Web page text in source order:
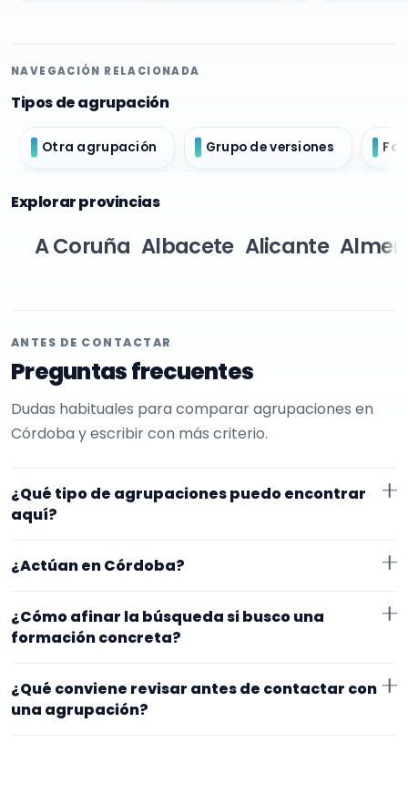
NAVEGACIÓN RELACIONADA
Tipos de agrupación
Otra agrupación Grupo de versiones
Explorar provincias
A Coruña Albacete Alicante
ANTES DE CONTACTAR
Preguntas frecuentes
Dudas habituales para comparar agrupaciones en
Córdoba y escribir con más criterio.
¿Qué tipo de agrupaciones puedo encontrar
aquí?
Conviene comparar repertorio, tamaño de la
¿Actúan en Córdoba?
trabajan en Córdoba. Algunos son de la zona y otros
exacto, horarios y posibles gastos.
¿Cómo afinar la búsqueda si busco una
formación concreta?
Empieza por el tipo de evento y la zona. Si ya sabes el
formato que te encaja, usa el filtro de tipo de
agrupación para quedarte con opciones más
¿Qué conviene revisar antes de contactar con
una agrupación?